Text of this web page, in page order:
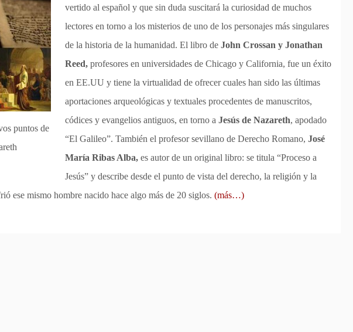
puntos de
vertido al español y que sin duda suscitará la curiosidad de muchos
lectores en torno a los misterios de uno de los personajes más singulares
de la historia de la humanidad. El libro de John Crossan y Jonathan
Reed, profesores en universidades de Chicago y California, fue un éxito
en EE.UU y tiene la virtualidad de ofrecer cuales han sido las últimas
aportaciones arqueológicas y textuales procedentes de manuscritos,
códices y evangelios antiguos, en torno a Jesús de Nazareth, apodado
“El Galileo”. También el profesor sevillano de Derecho Romano, José
María Ribas Alba, es autor de un original libro: se titula “Proceso a
Jesús” y describe desde el punto de vista del derecho, la religión y la
ese mismo hombre nacido hace algo más de 20 siglos. (más…)